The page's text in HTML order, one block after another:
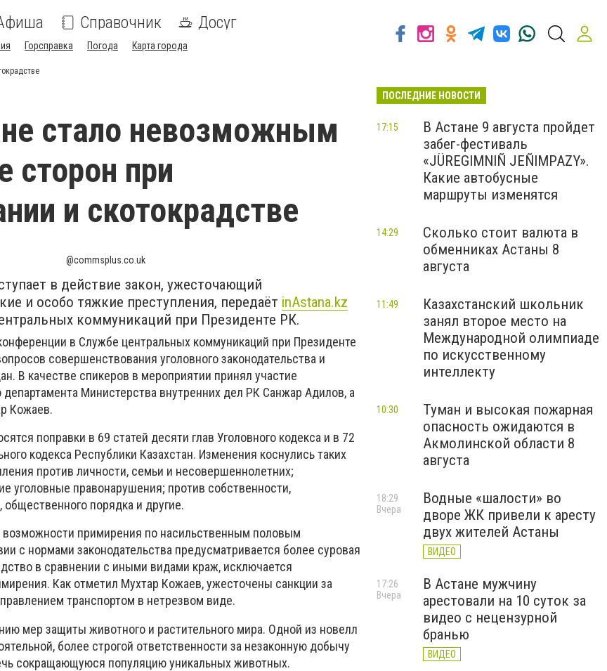
Справочник Досуг
Горсправка Погода Карта города
стало невозможным
сторон при
и скотокрадстве
@commsplus.co.uk
в действие закон, ужесточающий
и особо тяжкие преступления, передаёт inAstana.kz
коммуникаций при Президенте РК.
в Службе центральных коммуникаций при Президенте
совершенствования уголовного законодательства и
В качестве спикеров в мероприятии принял участие
департамента Министерства внутренних дел РК Санжар Адилов, а
Кожаев.
поправки в 69 статей десяти глав Уголовного кодекса и в 72
кодекса Республики Казахстан. Изменения коснулись таких
против личности, семьи и несовершеннолетних;
уголовные правонарушения; против собственности,
порядка и другие.
примирения по насильственным половым
с нормами законодательства предусматривается более суровая
в сравнении с иными видами краж, исключается
Как отметил Мухтар Кожаев, ужесточены санкции за
транспортом в нетрезвом виде.
мер защиты животного и растительного мира. Одной из новелл
более строгой ответственности за незаконную добычу
сокращающуюся популяцию уникальных животных.
ПОСЛЕДНИЕ НОВОСТИ
В Астане 9 августа пройдет
забег-фестиваль
«JÜREGIMNIÑ JEÑIMPAZY».
Какие автобусные
маршруты изменятся
17:15
Сколько стоит валюта в
обменниках Астаны 8
августа
14:29
Казахстанский школьник
занял второе место на
Международной олимпиаде
по искусственному
интеллекту
11:49
Туман и высокая пожарная
опасность ожидаются в
Акмолинской области 8
августа
10:30
Водные «шалости» во
дворе ЖК привели к аресту
двух жителей Астаны
ВИДЕО
18:29
Вчера
В Астане мужчину
арестовали на 10 суток за
видео с нецензурной
бранью
ВИДЕО
17:26
Вчера